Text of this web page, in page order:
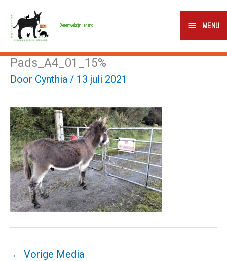
naar
inhoud
Dierenwelzijn Ierland MENU
Pads_A4_01_15%
Door Cynthia / 13 juli 2021
← Vorige Media